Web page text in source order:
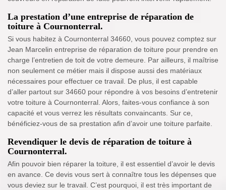
La prestation d’une entreprise de réparation de
toiture à Cournonterral.
Si vous habitez à Cournonterral 34660, vous pouvez comptez sur
Jean Marcelin entreprise de réparation de toiture pour prendre en
charge l’entretien de toit de votre demeure. Par ailleurs, il maîtrise
non seulement ce métier mais il dispose aussi des matériaux
nécessaires pour effectuer ce travail. De plus, il est capable
d’aller partout sur 34660 pour répondre à vos besoins d’entretenir
votre toiture à Cournonterral. Alors, faites-vous confiance à son
capacité et vous verrez les résultats convaincants. Sur ce,
bénéficiez-vous de sa prestation afin d’avoir une toiture parfaite.
Revendiquer le devis de réparation de toiture à
Cournonterral.
Afin pouvoir bien réparer la toiture, il est essentiel d’avoir le devis
en avance. Ce devis vous sert à connaître tous les dépenses que
vous deviez sur le travail. C’est pourquoi, il est très important de